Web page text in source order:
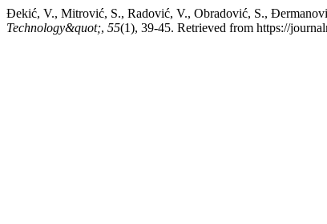
Đekić, V., Mitrović, S., Radović, V., Obradović, S.,
Technology&quot;, 55(1), 39-45. Retrieved from https://